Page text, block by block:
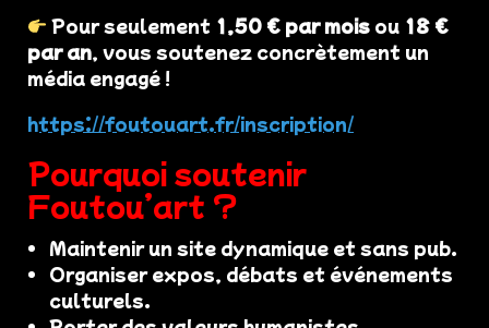
Pour seulement 1,50 € par mois ou 18 €
par an, vous soutenez concrètement un
média engagé !
https://foutouart.fr/inscription/
Pourquoi soutenir
Foutou’art ?
Maintenir un site dynamique et sans pub.
Organiser expos, débats et événements
culturels.